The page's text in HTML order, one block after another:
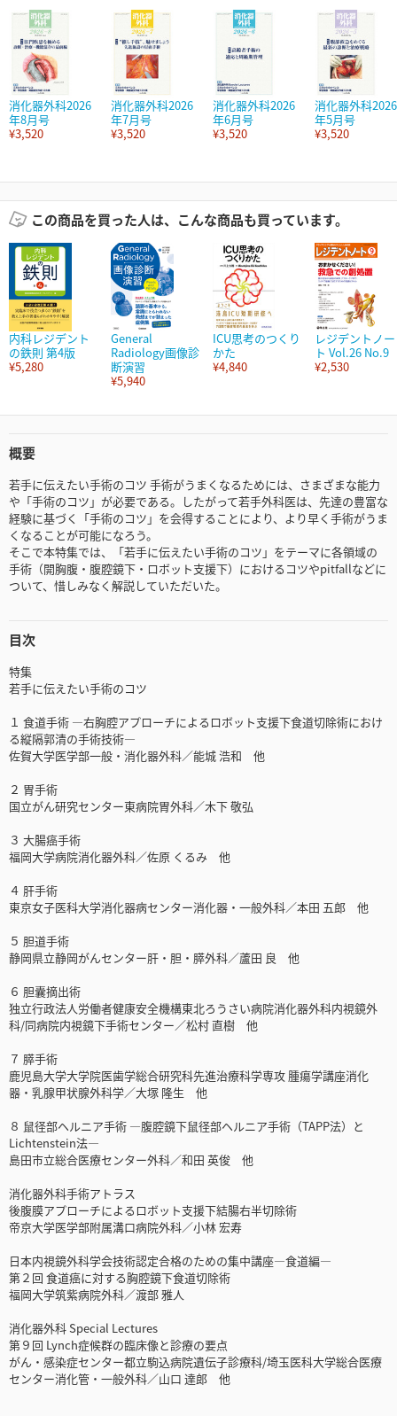
消化器外科2026
年8月号
¥3,520
消化器外科2026
年7月号
¥3,520
消化器外科2026
年6月号
¥3,520
消化器外科2026
年5月号
¥3,520
この商品を買った人は、こんな商品も買っています。
内科レジデント
の鉄則 第4版
¥5,280
General
Radiology画像診
断演習
¥5,940
ICU思考のつくり
かた
¥4,840
レジデントノー
ト Vol.26 No.9
¥2,530
概要
若手に伝えたい手術のコツ 手術がうまくなるためには、さまざまな能力
や「手術のコツ」が必要である。したがって若手外科医は、先達の豊富な
経験に基づく「手術のコツ」を会得することにより、より早く手術がうま
くなることが可能になろう。
そこで本特集では、「若手に伝えたい手術のコツ」をテーマに各領域の
手術（開胸腹・腹腔鏡下・ロボット支援下）におけるコツやpitfallなどに
ついて、惜しみなく解説していただいた。
目次
特集
若手に伝えたい手術のコツ
１ 食道手術 ―右胸腔アプローチによるロボット支援下食道切除術におけ
る縦隔郭清の手術技術―
佐賀大学医学部一般・消化器外科／能城 浩和 他
２ 胃手術
国立がん研究センター東病院胃外科／木下 敬弘
３ 大腸癌手術
福岡大学病院消化器外科／佐原 くるみ 他
４ 肝手術
東京女子医科大学消化器病センター消化器・一般外科／本田 五郎 他
５ 胆道手術
静岡県立静岡がんセンター肝・胆・膵外科／蘆田 良 他
６ 胆囊摘出術
独立行政法人労働者健康安全機構東北ろうさい病院消化器外科内視鏡外
科/同病院内視鏡下手術センター／松村 直樹 他
７ 膵手術
鹿児島大学大学院医歯学総合研究科先進治療科学専攻 腫瘍学講座消化
器・乳腺甲状腺外科学／大塚 隆生 他
８ 鼠径部ヘルニア手術 ―腹腔鏡下鼠径部ヘルニア手術（TAPP法）と
Lichtenstein法―
島田市立総合医療センター外科／和田 英俊 他
消化器外科手術アトラス
後腹膜アプローチによるロボット支援下結腸右半切除術
帝京大学医学部附属溝口病院外科／小林 宏寿
日本内視鏡外科学会技術認定合格のための集中講座―食道編―
第２回 食道癌に対する胸腔鏡下食道切除術
福岡大学筑紫病院外科／渡部 雅人
消化器外科 Special Lectures
第９回 Lynch症候群の臨床像と診療の要点
がん・感染症センター都立駒込病院遺伝子診療科/埼玉医科大学総合医療
センター消化管・一般外科／山口 達郎 他